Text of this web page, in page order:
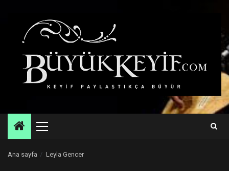
Primary
Ana sayfa Leyla Gencer